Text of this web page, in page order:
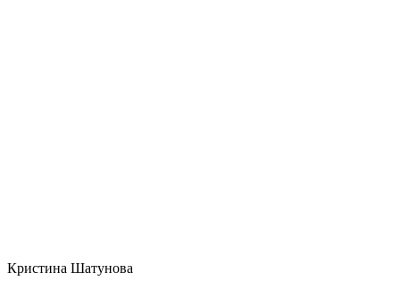
Кристина Шатунова